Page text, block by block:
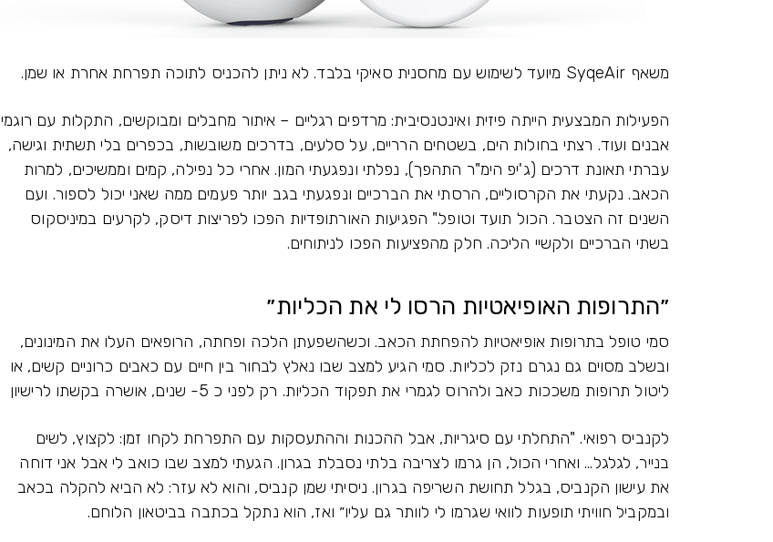
משאף SyqeAir מיועד לשימוש עם מחסנית סאיקי בלבד. לא ניתן להכניס לתוכה תפרחת אחרת או שמן.
הפעילות המבצעית הייתה פיזית ואינטנסיבית: מרדפים רגליים – איתור מחבלים ומבוקשים, התקלות עם רוגמי
אבנים ועוד. רצתי בחולות הים, בשטחים הרריים, על סלעים, בדרכים משובשות, בכפרים בלי תשתית וגישה,
עברתי תאונת דרכים (ג'יפ הימ"ר התהפך), נפלתי ונפגעתי המון. אחרי כל נפילה, קמים וממשיכים, למרות
הכאב. נקעתי את הקרסוליים, הרסתי את הברכיים ונפגעתי בגב יותר פעמים ממה שאני יכול לספור. ועם
השנים זה הצטבר. הכול תועד וטופל." הפגיעות האורתופדיות הפכו לפריצות דיסק, לקרעים במיניסקוס
בשתי הברכיים ולקשיי הליכה. חלק מהפציעות הפכו לניתוחים.
״התרופות האופיאטיות הרסו לי את הכליות״
סמי טופל בתרופות אופיאטיות להפחתת הכאב. וכשהשפעתן הלכה ופחתה, הרופאים העלו את המינונים,
ובשלב מסוים גם נגרם נזק לכליות. סמי הגיע למצב שבו נאלץ לבחור בין חיים עם כאבים כרוניים קשים, או
ליטול תרופות משככות כאב ולהרוס לגמרי את תפקוד הכליות. רק לפני כ 5- שנים, אושרה בקשתו לרישיון
לקנביס רפואי. "התחלתי עם סיגריות, אבל ההכנות וההתעסקות עם התפרחת לקחו זמן: לקצוץ, לשים
בנייר, לגלגל... ואחרי הכול, הן גרמו לצריבה בלתי נסבלת בגרון. הגעתי למצב שבו כואב לי אבל אני דוחה
את עישון הקנביס, בגלל תחושת השריפה בגרון. ניסיתי שמן קנביס, והוא לא עזר: לא הביא להקלה בכאב
ובמקביל חוויתי תופעות לוואי שגרמו לי לוותר גם עליו״ ואז, הוא נתקל בכתבה בביטאון הלוחם.